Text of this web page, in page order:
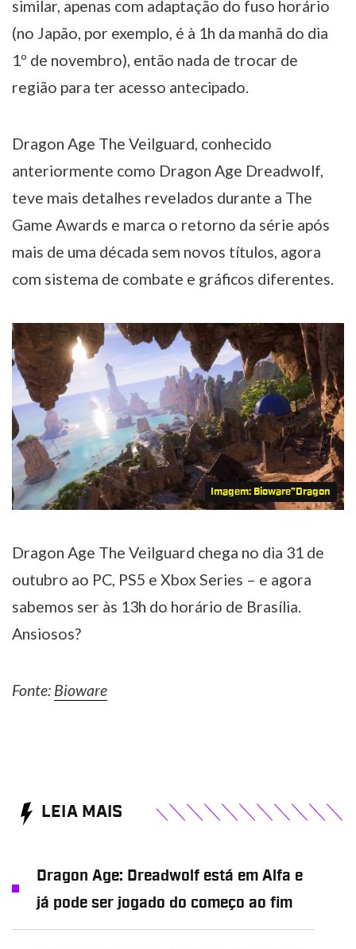
similar, apenas com adaptação do fuso horário
(no Japão, por exemplo, é à 1h da manhã do dia
1º de novembro), então nada de trocar de
região para ter acesso antecipado.
Dragon Age The Veilguard, conhecido
anteriormente como Dragon Age Dreadwolf,
teve mais detalhes revelados durante a The
Game Awards e marca o retorno da série após
mais de uma década sem novos títulos, agora
com sistema de combate e gráficos diferentes.
Imagem: Bioware”Dragon
Dragon Age The Veilguard chega no dia 31 de
outubro ao PC, PS5 e Xbox Series – e agora
sabemos ser às 13h do horário de Brasília.
Ansiosos?
Fonte: Bioware
LEIA MAIS
Dragon Age: Dreadwolf está em Alfa e
já pode ser jogado do começo ao fim